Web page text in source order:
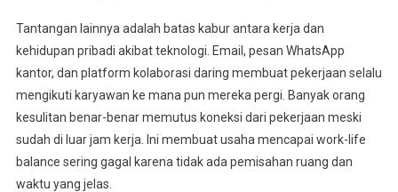
Tantangan lainnya adalah batas kabur antara kerja dan
kehidupan pribadi akibat teknologi. Email, pesan WhatsApp
kantor, dan platform kolaborasi daring membuat pekerjaan selalu
mengikuti karyawan ke mana pun mereka pergi. Banyak orang
kesulitan benar-benar memutus koneksi dari pekerjaan meski
sudah di luar jam kerja. Ini membuat usaha mencapai work-life
balance sering gagal karena tidak ada pemisahan ruang dan
waktu yang jelas.